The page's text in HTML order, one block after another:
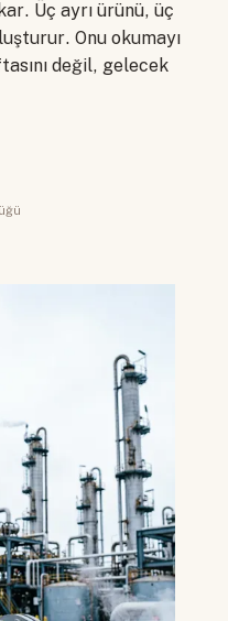
Üç ayrı ürünü, üç
Onu okumayı
değil, gelecek